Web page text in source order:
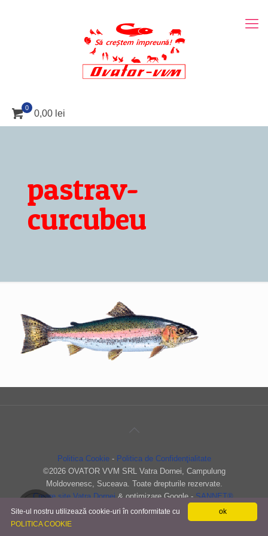
0
0,00 lei
pastrav-
curcubeu
Politica Cookie- Politica de Confidenţialitate
©2026 OVATOR VVM SRL Vatra Dornei, Campulung
Moldovenesc, Suceava. Toate drepturile rezervate.
Creare site Vatra Dornei & optimizare Google - SANNET®.
ok
Site-ul nostru utilizează cookie-uri în conformitate cu
POLITICA COOKIE